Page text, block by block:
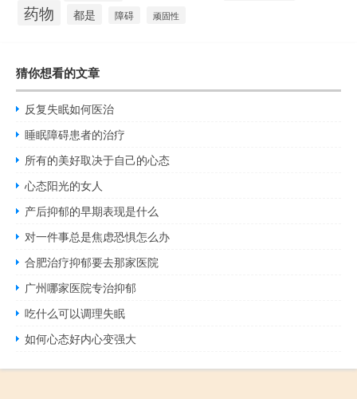
药物 都是 障碍 顽固性
猜你想看的文章
反复失眠如何医治
睡眠障碍患者的治疗
所有的美好取决于自己的心态
心态阳光的女人
产后抑郁的早期表现是什么
对一件事总是焦虑恐惧怎么办
合肥治疗抑郁要去那家医院
广州哪家医院专治抑郁
吃什么可以调理失眠
如何心态好内心变强大